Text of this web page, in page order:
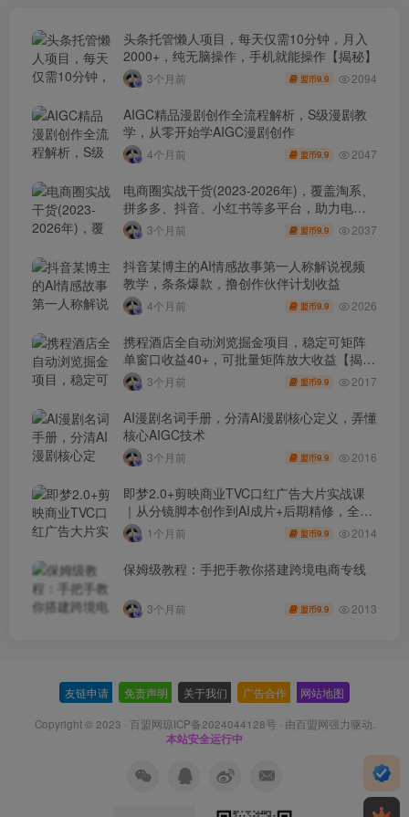
头条托管懒人项目，每天仅需10分钟，月入
2000+，纯无脑操作，手机就能操作【揭秘】
3个月前 盟币9.9 2094
AIGC精品漫剧创作全流程解析，S级漫剧教
学，从零开始学AIGC漫剧创作
4个月前 盟币9.9 2047
电商圈实战干货(2023-2026年)，覆盖淘系、
拼多多、抖音、小红书等多平台，助力电商
人避开坑、提效率、稳盈利(更新4月)
3个月前 盟币9.9 2037
抖音某博主的AI情感故事第一人称解说视频
教学，条条爆款，撸创作伙伴计划收益
4个月前 盟币9.9 2026
携程酒店全自动浏览掘金项目，稳定可矩阵
单窗口收益40+，可批量矩阵放大收益【揭
秘】3个月前 盟币9.9 2017
AI漫剧名词手册，分清AI漫剧核心定义，弄懂
核心AIGC技术
3个月前 盟币9.9 2016
即梦2.0+剪映商业TVC口红广告大片实战课
｜从分镜脚本创作到AI成片+后期精修，全流
程打造品牌级产品广告
1个月前 盟币9.9 2014
保姆级教程：手把手教你搭建跨境电商专线
3个月前 盟币9.9 2013
友链申请 免责声明 关于我们 广告合作 网站地图
Copyright © 2023 · 百盟网琼ICP备2024044128号 · 由百盟网强力驱动.
本站安全运行中